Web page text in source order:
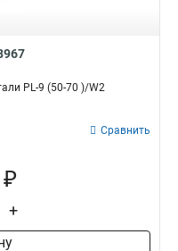
PL-9 (50-70 )/W2
Сравнить
+